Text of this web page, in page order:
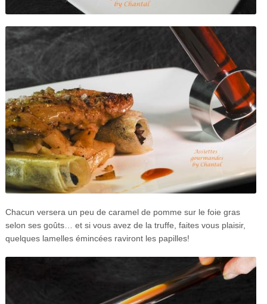
Chacun versera un peu de caramel de pomme sur le foie gras
selon ses goûts… et si vous avez de la truffe, faites vous plaisir,
quelques lamelles émincées raviront les papilles!